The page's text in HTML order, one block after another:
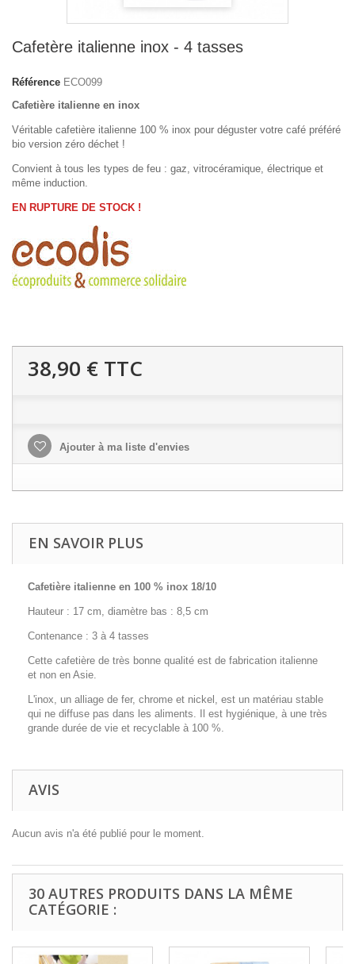
Cafetère italienne inox - 4 tasses
Référence ECO099
Cafetière italienne en inox
Véritable cafetière italienne 100 % inox pour déguster votre café préféré
bio version zéro déchet !
Convient à tous les types de feu : gaz, vitrocéramique, électrique et
même induction.
EN RUPTURE DE STOCK !
38,90 € TTC
Ajouter à ma liste d'envies
EN SAVOIR PLUS
Cafetière italienne en 100 % inox 18/10
Hauteur : 17 cm, diamètre bas : 8,5 cm
Contenance : 3 à 4 tasses
Cette cafetière de très bonne qualité est de fabrication italienne
et non en Asie.
L'inox, un alliage de fer, chrome et nickel, est un matériau stable
qui ne diffuse pas dans les aliments. Il est hygiénique, à une très
grande durée de vie et recyclable à 100 %.
AVIS
Aucun avis n'a été publié pour le moment.
30 AUTRES PRODUITS DANS LA MÊME
CATÉGORIE :